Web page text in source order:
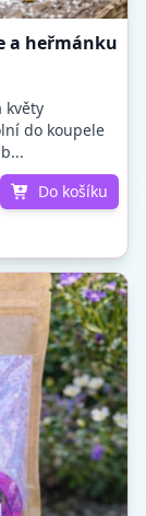
a heřmánku
květy
do koupele
Do košíku